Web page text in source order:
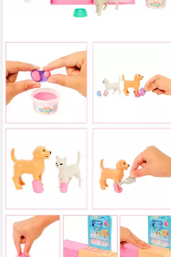
BARBIE
Anziehpuppe Haustierklinik